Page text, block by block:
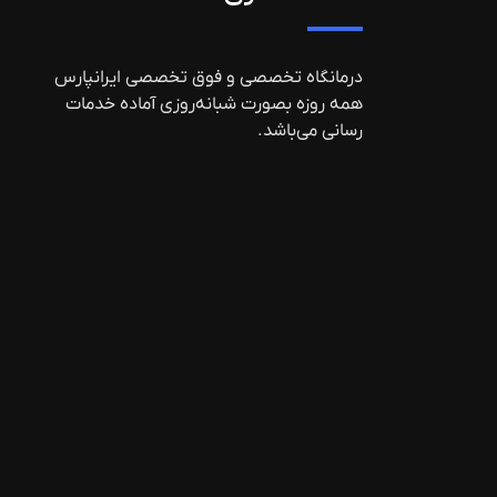
درمانگاه تخصصی و فوق تخصصی ایرانپارس
همه روزه بصورت شبانه‌روزی آماده خدمات
رسانی می‌باشد.